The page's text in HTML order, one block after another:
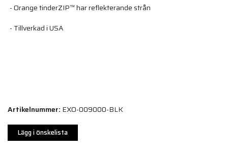
- Orange tinderZIP™ har reflekterande strån
- Tillverkad i USA
Artikelnummer: EXO-009000-BLK
Lägg i önskelista